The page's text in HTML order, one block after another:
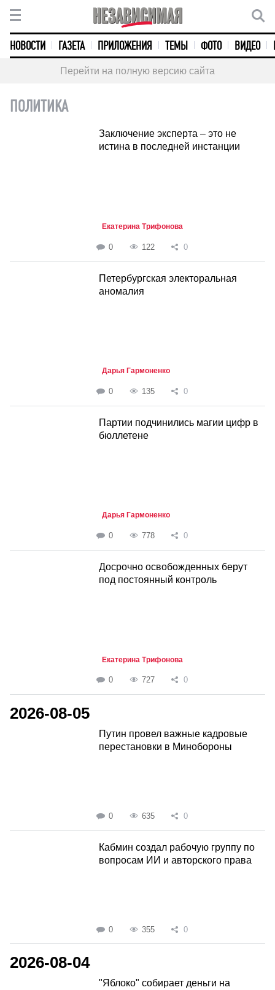
НОВОСТИ ГАЗЕТА ПРИЛОЖЕНИЯ ТЕМЫ ФОТО ВИДЕО
Перейти на полную версию сайта
ПОЛИТИКА
Заключение эксперта – это не
истина в последней инстанции
Екатерина Трифонова
0 122 0
Петербургская электоральная
аномалия
Дарья Гармоненко
0 135 0
Партии подчинились магии цифр в
бюллетене
Дарья Гармоненко
0 778 0
Досрочно освобожденных берут
под постоянный контроль
Екатерина Трифонова
0 727 0
2026-08-05
Путин провел важные кадровые
перестановки в Минобороны
0 635 0
Кабмин создал рабочую группу по
вопросам ИИ и авторского права
0 355 0
2026-08-04
"Яблоко" собирает деньги на